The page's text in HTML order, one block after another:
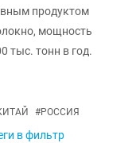
продуктом
мощность
тыс. тонн в год.
#РОССИЯ
в фильтр